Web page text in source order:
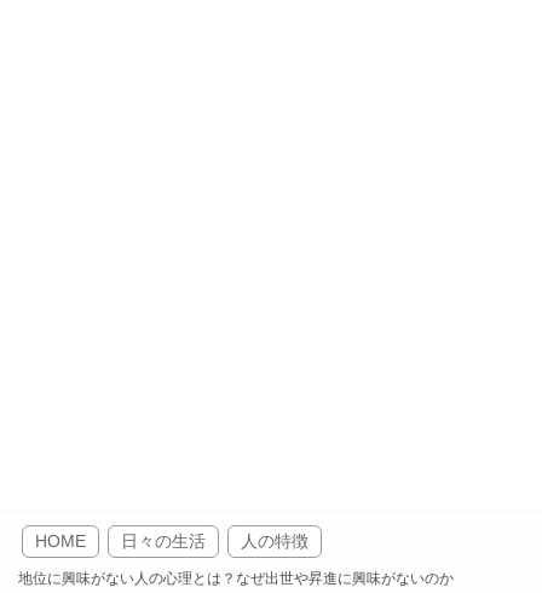
HOME 日々の生活 人の特徴
地位に興味がない人の心理とは？なぜ出世や昇進に興味がないのか